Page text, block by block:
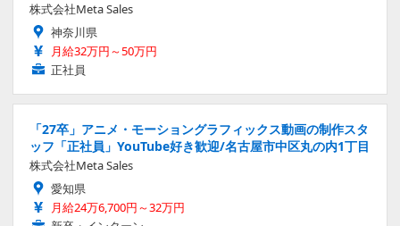
株式会社Meta Sales
神奈川県
月給32万円～50万円
正社員
「27卒」アニメ・モーショングラフィックス動画の制作スタ
ッフ「正社員」YouTube好き歓迎/名古屋市中区丸の内1丁目
株式会社Meta Sales
愛知県
月給24万6,700円～32万円